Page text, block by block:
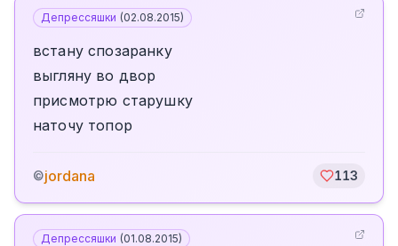
Депрессяшки (02.08.2015)
встану спозаранку
выгляну во двор
присмотрю старушку
наточу топор
©jordana 113
Депрессяшки (01.08.2015)